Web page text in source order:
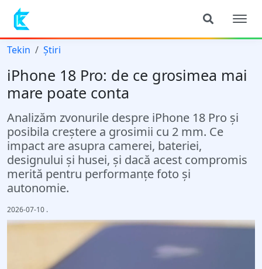
Tekin Știri
iPhone 18 Pro: de ce grosimea mai
mare poate conta
Analizăm zvonurile despre iPhone 18 Pro și
posibila creștere a grosimii cu 2 mm. Ce
impact are asupra camerei, bateriei,
designului și husei, și dacă acest compromis
merită pentru performanțe foto și
autonomie.
2026-07-10 .